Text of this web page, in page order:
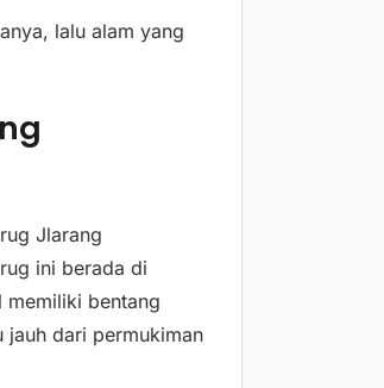
lalu alam yang
Jlarang
ini berada di
memiliki bentang
jauh dari permukiman